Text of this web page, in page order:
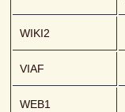
WIKI2
VIAF
WEB1